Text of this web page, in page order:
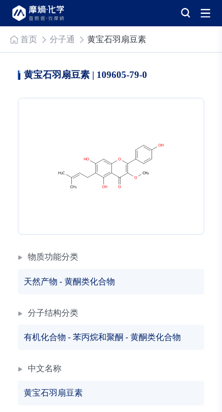
首页 分子通 黄宝石羽扇豆素
黄宝石羽扇豆素 | 109605-79-0
物质功能分类
天然产物 - 黄酮类化合物
分子结构分类
有机化合物 - 苯丙烷和聚酮 - 黄酮类化合物
中文名称
黄宝石羽扇豆素